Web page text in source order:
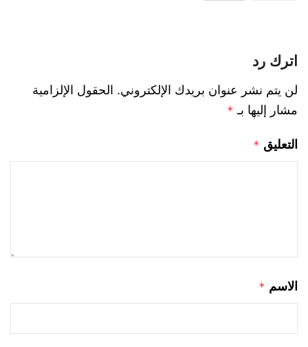
اترك رد
لن يتم نشر عنوان بريدك الإلكتروني. الحقول الإلزامية
مشار إليها بـ *
التعليق *
الاسم *